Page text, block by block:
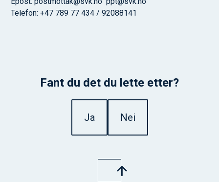
Telefon: +47 789 77 434 / 92088141
Fant du det du lette etter?
Ja Nei